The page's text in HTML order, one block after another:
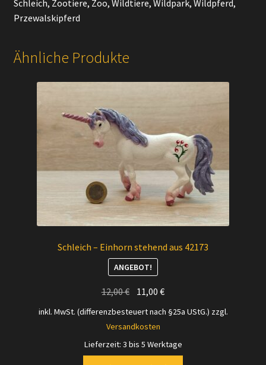
Schleich, Zootiere, Zoo, Wildtiere, Wildpark, Wildpferd,
Przewalskipferd
Ähnliche Produkte
Schleich – Einhorn stehend aus 42173
ANGEBOT!
12,00€ Ursprünglicher
11,00€Aktueller
inkl. MwSt. (differenzbesteuert nach §25a UStG.) zzgl.
Versandkosten
Lieferzeit: 3 bis 5 Werktage